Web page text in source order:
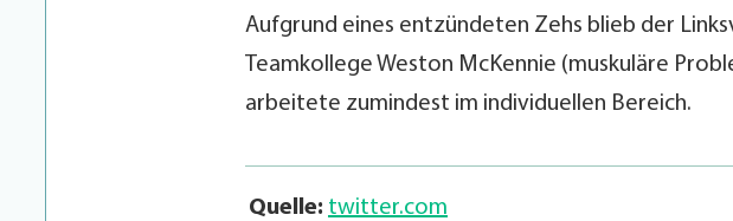
Aufgrund eines entzündeten Zehs blieb der
Teamkollege Weston McKennie (muskuläre
arbeitete zumindest im individuellen Bereich.
Quelle: twitter.com